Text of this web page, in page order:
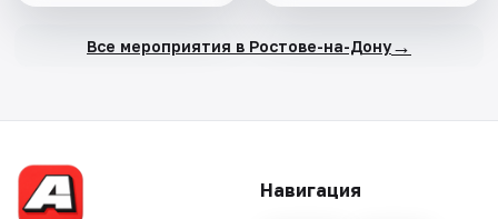
Все мероприятия в Ростове-на-Дону→
Навигация